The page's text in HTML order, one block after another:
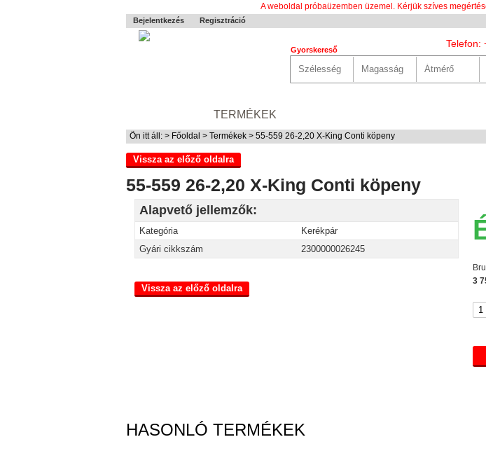
A weboldal próbaüzemben üzemel. Kérjük szíves
Bejelentkezés Regisztráció
Telefon:
Gyorskereső
TERMÉKEK
Ön itt áll: > Főoldal > Termékek > 55-559 26-2,20 X-King Conti köpeny
Vissza az előző oldalra
55-559 26-2,20 X-King Conti köpeny
Alapvető jellemzők:
Kategória
Kerékpár
Gyári cikkszám
2300000026245
Vissza az előző oldalra
3
HASONLÓ TERMÉKEK